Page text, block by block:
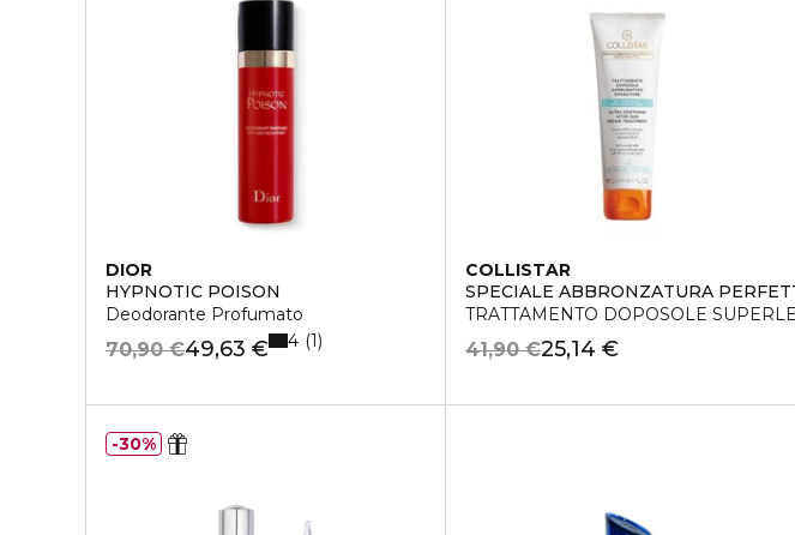
DIOR
HYPNOTIC POISON
Deodorante Profumato
49,63 €
70,90 € 4 1
COLLISTAR
SPECIALE ABBRONZATURA
TRATTAMENTO DOPOSOLE
25,14 €
41,90 €
30%